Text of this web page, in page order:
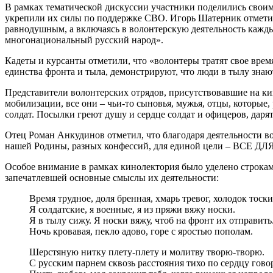
В рамках тематической дискуссии участники поделились
укрепили их силы по поддержке СВО. Игорь Шатерник
равнодушным, а включаясь в волонтерскую деятельность
многонациональный русский народ».
Кадеты и курсанты отметили, что «волонтеры тратят свое
единства фронта и тыла, демонстрируют, что люди в тылу
Представители волонтерских отрядов, присутствовавшие на
мобилизации, все они – чьи-то сыновья, мужья, отцы,
солдат. Посылки греют душу и сердце солдат и офицеров,
Отец Роман Анкудинов отметил, что благодаря
нашей Родины, разных конфессий, для единой цели
Особое внимание в рамках кинолектория было уделено
запечатлевшей основные смыслы их деятельности:
Время трудное, доля бренная, хмарь тревог, холодок
Я солдатские, я военные, я из пряжи вяжу носки.
Я в тылу сижу. Я носки вяжу, чтоб на фронт их
Ночь кровавая, пекло адово, горе с яростью пополам.
Шерстяную нитку плету-плету и молитву творю-творю.
С русским парнем сквозь расстояния тихо по сердцу